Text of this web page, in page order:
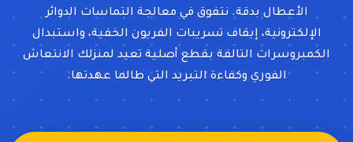
الأعطال بدقة. نتفوق في معالجة التماسات الدوائر
الإلكترونية، إيقاف تسريبات الفريون الخفية، واستبدال
الكمبروسرات التالفة بقطع أصلية تعيد لمنزلك الانتعاش
الفوري وكفاءة التبريد التي طالما عهدتها.